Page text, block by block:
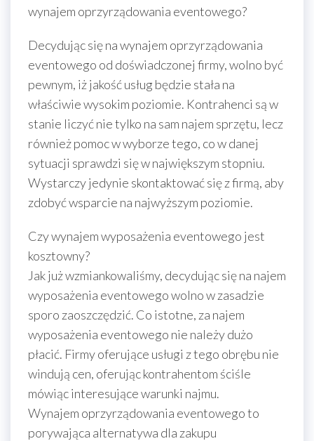
wynajem oprzyrządowania eventowego?
Decydując się na wynajem oprzyrządowania
eventowego od doświadczonej firmy, wolno być
pewnym, iż jakość usług będzie stała na
właściwie wysokim poziomie. Kontrahenci są w
stanie liczyć nie tylko na sam najem sprzętu, lecz
również pomoc w wyborze tego, co w danej
sytuacji sprawdzi się w największym stopniu.
Wystarczy jedynie skontaktować się z firmą, aby
zdobyć wsparcie na najwyższym poziomie.
Czy wynajem wyposażenia eventowego jest
kosztowny?
Jak już wzmiankowaliśmy, decydując się na najem
wyposażenia eventowego wolno w zasadzie
sporo zaoszczędzić. Co istotne, za najem
wyposażenia eventowego nie należy dużo
płacić. Firmy oferujące usługi z tego obrębu nie
windują cen, oferując kontrahentom ściśle
mówiąc interesujące warunki najmu.
Wynajem oprzyrządowania eventowego to
porywająca alternatywa dla zakupu